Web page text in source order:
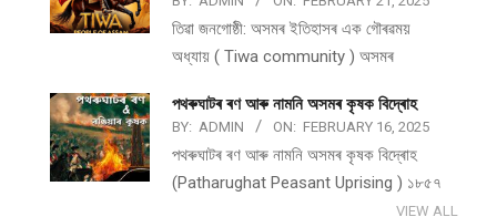
তিৱা জনগোষ্ঠী: অসমৰ ইতিহাসৰ এক গৌৰৱময়
অধ্যায় ( Tiwa community ) অসমৰ
পথ​ৰুঘাট​ৰ ৰণ আৰু নামনি অসম​ৰ কৃষক বিদ্ৰোহ​
BY: ADMIN ON: FEBRUARY 16, 2025
পথ​ৰুঘাট​ৰ ৰণ আৰু নামনি অসম​ৰ কৃষক বিদ্ৰোহ​
(Patharughat Peasant Uprising ) ১৮৫৭
VIEW ALL